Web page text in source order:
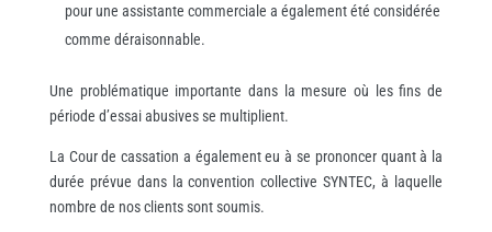
pour une assistante commerciale a également été considérée
comme déraisonnable.
Une problématique importante dans la mesure où les fins de
période d’essai abusives se multiplient.
La Cour de cassation a également eu à se prononcer quant à la
durée prévue dans la convention collective SYNTEC, à laquelle
nombre de nos clients sont soumis.